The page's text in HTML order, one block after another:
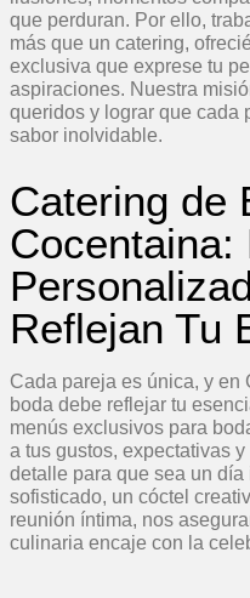
que perduran. Por ello,
más que un catering,
exclusiva que exprese tu
aspiraciones. Nuestra
queridos y lograr que cada
sabor inolvidable.
Catering de
Cocentaina:
Reflejan Tu
Cada pareja es única, y en
boda debe reflejar tu
menús exclusivos para
a tus gustos, expectativas
detalle para que sea un
sofisticado, un cóctel
reunión íntima, nos
culinaria encaje con la